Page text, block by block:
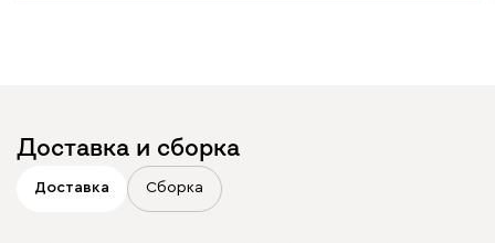
Доставка и сборка
Доставка Сборка